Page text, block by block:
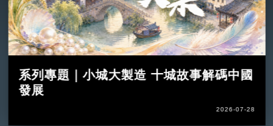
系列專題｜小城大製造 十城故事解碼中國
發展
2026-07-28